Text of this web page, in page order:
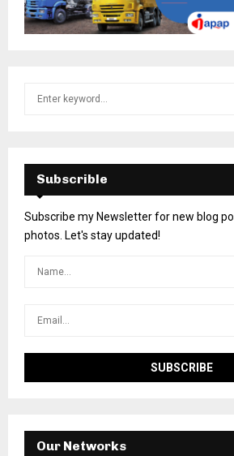
Subscrible
Subscribe my Newsletter for new blog
photos. Let's stay updated!
Our Networks